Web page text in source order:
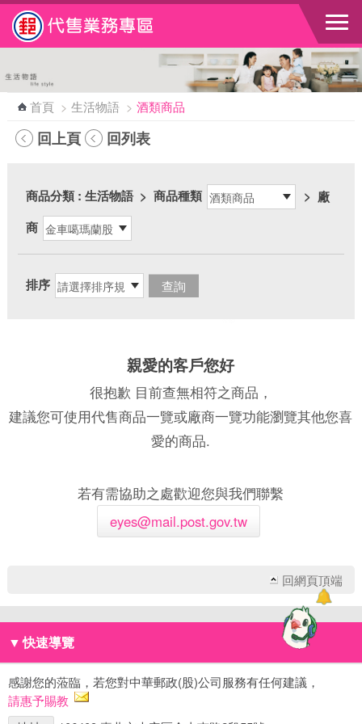
跳到主要內容區塊
首頁 > 生活物語 > 酒類商品
回上頁 回列表
商品分類: 生活物語 > 商品種類 > 廠
商
排序
親愛的客戶您好
很抱歉 目前查無相符之商品，
建議您可使用代售商品一覽或廠商一覽功能瀏覽其他您喜
愛的商品.
若有需協助之處歡迎您與我們聯繫
eyes@mail.post.gov.tw
回網頁頂端
▼ 快速導覽
感謝您的蒞臨，若您對中華郵政(股)公司服務有任何建議，
請惠予賜教